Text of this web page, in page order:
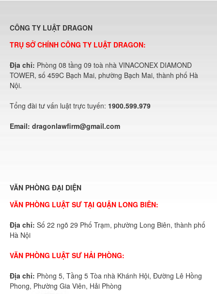
CÔNG TY LUẬT DRAGON
TRỤ SỞ CHÍNH CÔNG TY LUẬT DRAGON:
Địa chỉ: Phòng 08 tầng 09 toà nhà VINACONEX DIAMOND
TOWER, số 459C Bạch Mai, phường Bạch Mai, thành phố Hà
Nội.
Tổng đài tư vấn luật trực tuyến: 1900.599.979
Email: dragonlawfirm@gmail.com
VĂN PHÒNG ĐẠI DIỆN
VĂN PHÒNG LUẬT SƯ TẠI QUẬN LONG BIÊN:
Địa chỉ: Số 22 ngõ 29 Phố Trạm, phường Long Biên, thành phố
Hà Nội
VĂN PHÒNG LUẬT SƯ HẢI PHÒNG:
Địa chỉ: Phòng 5, Tầng 5 Tòa nhà Khánh Hội, Đường Lê Hồng
Phong, Phường Gia Viên, Hải Phòng